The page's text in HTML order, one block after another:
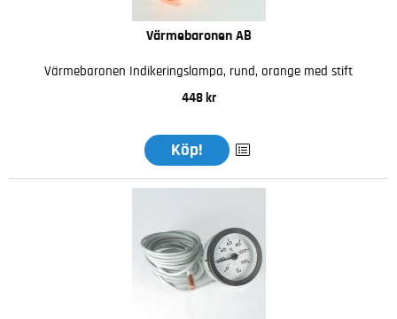
Värmebaronen AB
Värmebaronen Indikeringslampa, rund, orange med stift
448 kr
Köp!